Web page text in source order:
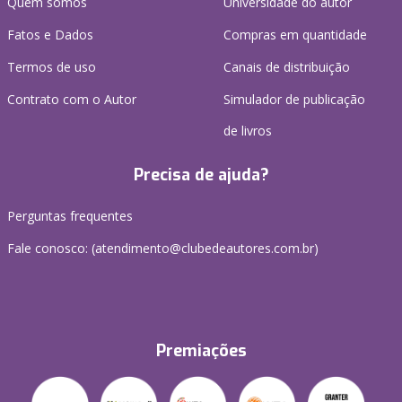
Fatos e Dados
Termos de uso
Contrato com o Autor
Compras em quantidade
Canais de distribuição
Simulador de publicação
de livros
Precisa de ajuda?
Perguntas frequentes
Fale conosco: (atendimento@clubedeautores.com.br)
Premiações